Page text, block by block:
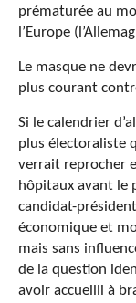
prématurée au
l’Europe
Le masque ne
plus courant
Si le calendrier
plus électoraliste
verrait reprocher
hôpitaux avant le
candidat-
économique et
mais sans
de la question
avoir accueilli à